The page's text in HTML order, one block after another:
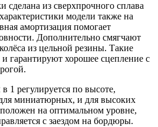
сделана из сверхпрочного сплава
модели также на
амортизация помогает
Дополнительно смягчают
из цельной резины. Такие
гарантируют хорошее сцепление с
1 регулируется по высоте,
миниатюрных, и для высоких
на оптимальном уровне,
с заездом на бордюры.